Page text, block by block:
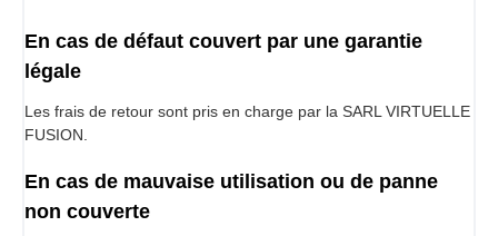
En cas de défaut couvert par une garantie
légale
Les frais de retour sont pris en charge par la SARL VIRTUELLE
FUSION.
En cas de mauvaise utilisation ou de panne
non couverte